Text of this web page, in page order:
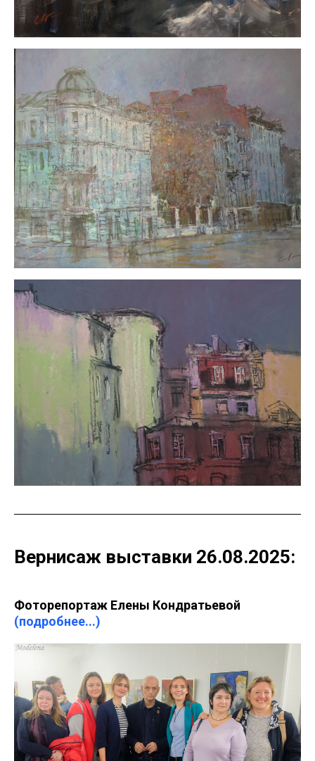
Вернисаж выставки 26.08.2025:
Фоторепортаж Елены Кондратьевой
(подробнее...)